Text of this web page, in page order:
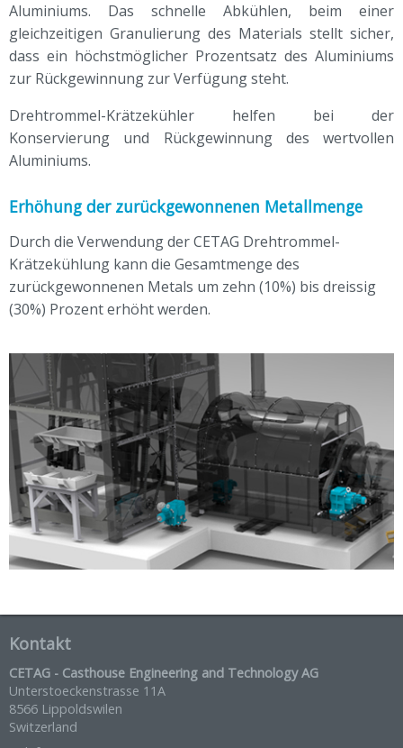
Aluminiums. Das schnelle Abkühlen, beim einer
gleichzeitigen Granulierung des Materials stellt sicher,
dass ein höchstmöglicher Prozentsatz des Aluminiums
zur Rückgewinnung zur Verfügung steht.
Drehtrommel-Krätzekühler helfen bei der
Konservierung und Rückgewinnung des wertvollen
Aluminiums.
Erhöhung der zurückgewonnenen Metallmenge
Durch die Verwendung der CETAG Drehtrommel-
Krätzekühlung kann die Gesamtmenge des
zurückgewonnenen Metals um zehn (10%) bis dreissig
(30%) Prozent erhöht werden.
Kontakt
CETAG - Casthouse Engineering and Technology AG
Unterstoeckenstrasse 11A
8566 Lippoldswilen
Switzerland